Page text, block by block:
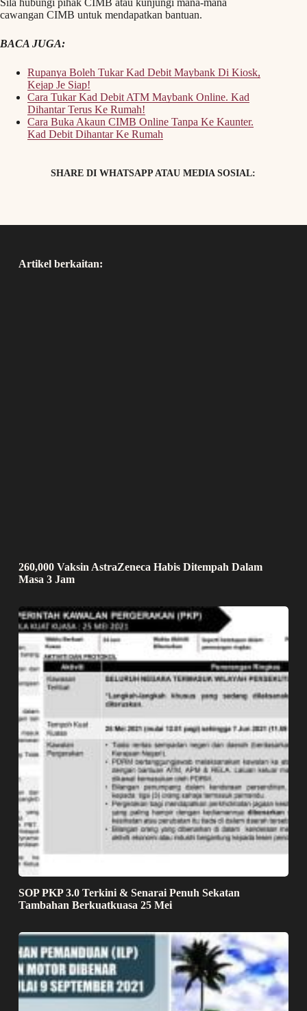
Sila hubungi pihak CIMB atau kunjungi mana-mana
cawangan CIMB untuk mendapatkan bantuan.
BACA JUGA:
Rupanya Boleh Tukar Kad Debit Maybank Di Kiosk,
Kejap Je Siap!
Cara Tukar Kad Debit ATM Maybank Online. Kad
Dihantar Terus Ke Rumah!
Cara Buka Akaun CIMB Online Tanpa Ke Kaunter.
Kad Debit Dihantar Ke Rumah
SHARE DI WHATSAPP ATAU MEDIA SOSIAL:
Artikel berkaitan:
260,000 Vaksin AstraZeneca Habis Ditempah Dalam
Masa 3 Jam
SOP PKP 3.0 Terkini & Senarai Penuh Sekatan
Tambahan Berkuatkuasa 25 Mei